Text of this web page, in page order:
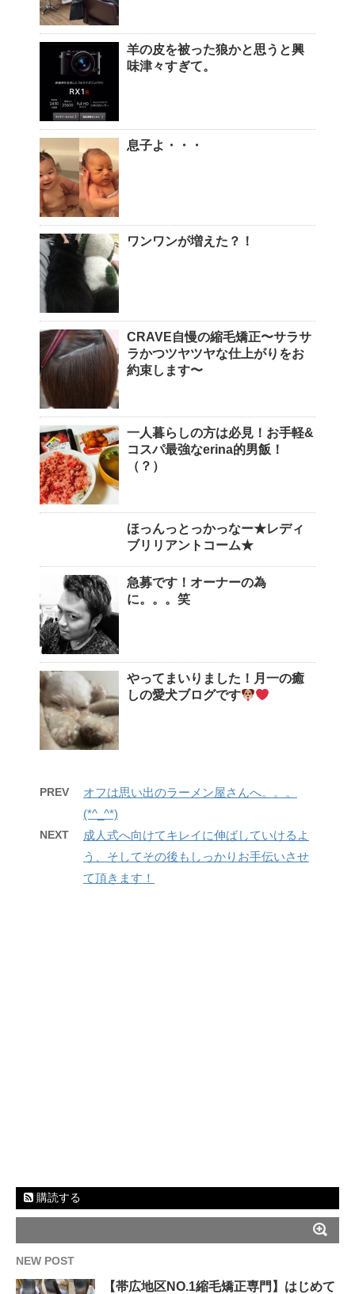
羊の皮を被った狼かと思うと興
味津々すぎて。
息子よ・・・
ワンワンが増えた？！
CRAVE自慢の縮毛矯正〜サラサ
ラかつツヤツヤな仕上がりをお
約束します〜
一人暮らしの方は必見！お手軽&
コスパ最強なerina的男飯！
（？）
ほっんっとっかっなー★レディ
ブリリアントコーム★
急募です！オーナーの為
に。。。笑
やってまいりました！月一の癒
しの愛犬ブログです
PREV
オフは思い出のラーメン屋さんへ。。。
(*^_^*)
NEXT
成人式へ向けてキレイに伸ばしていけるよ
う、そしてその後もしっかりお手伝いさせ
て頂きます！
購読する
NEW POST
【帯広地区NO.1縮毛矯正専門】はじめて